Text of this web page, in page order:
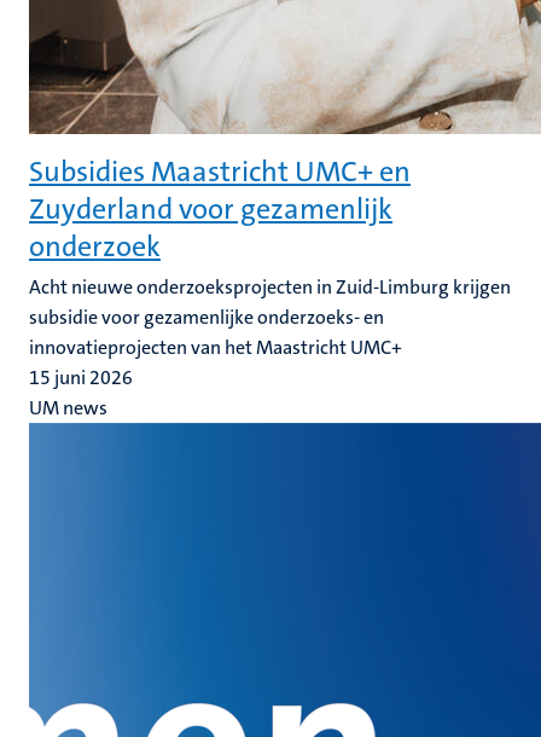
Subsidies Maastricht UMC+ en
Zuyderland voor gezamenlijk
onderzoek
Acht nieuwe onderzoeksprojecten in Zuid-Limburg krijgen
subsidie voor gezamenlijke onderzoeks- en
innovatieprojecten van het Maastricht UMC+
15 juni 2026
UM news